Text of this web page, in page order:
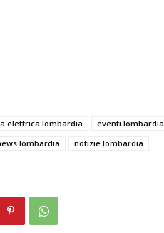
elettrica lombardia eventi lombardia
lombardia notizie lombardia